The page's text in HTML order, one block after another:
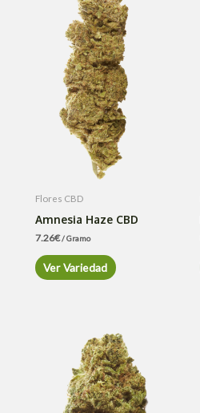
Flores CBD
Amnesia Haze CBD
7.26€/ Gramo
Ver Variedad